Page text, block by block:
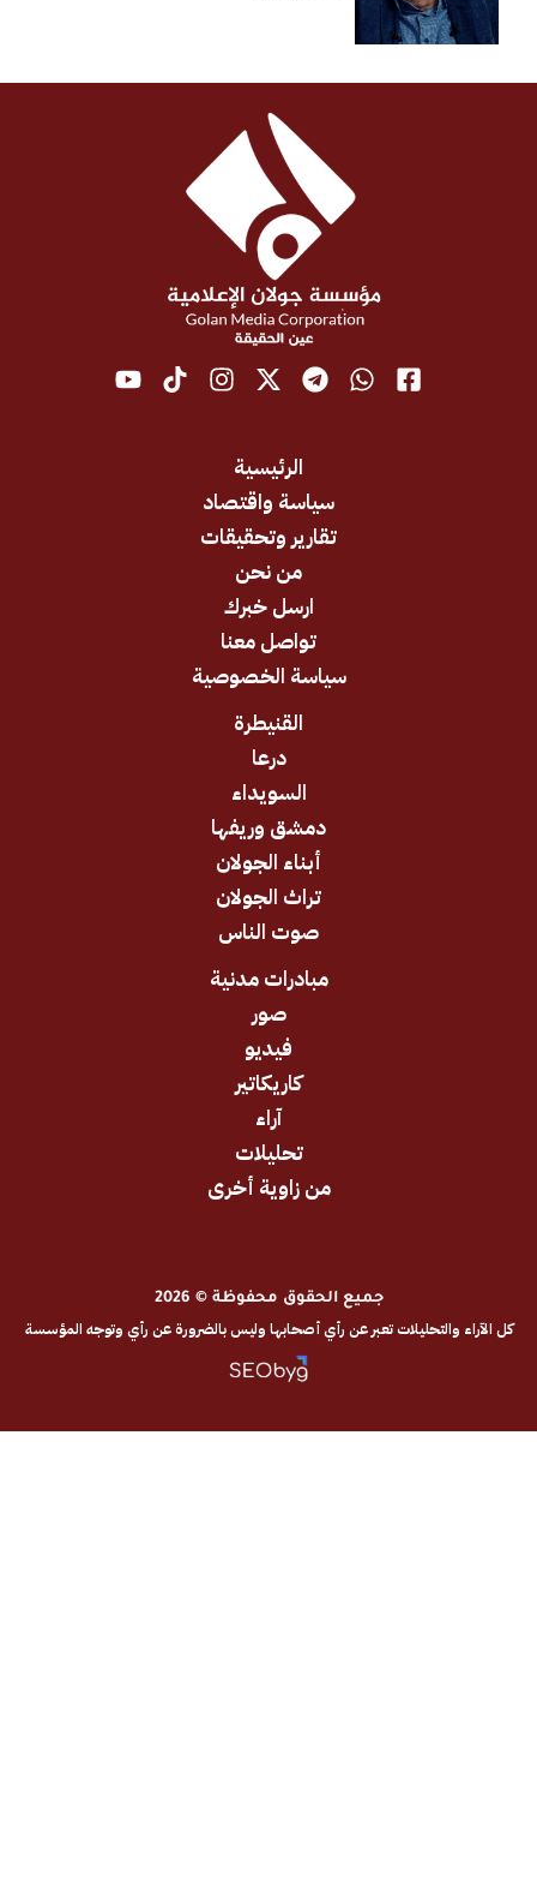
سياسة واقتصاد
تقارير وتحقيقات
ارسل خبرك
تواصل معنا
سياسة الخصوصية
دمشق وريفها
أبناء الجولان
تراث الجولان
صوت الناس
مبادرات مدنية
من زاوية أخرى
جميع الحقوق محفوظة © 2026
تعبر عن رأي أصحابها وليس بالضرورة عن رأي وتوجه المؤسسة